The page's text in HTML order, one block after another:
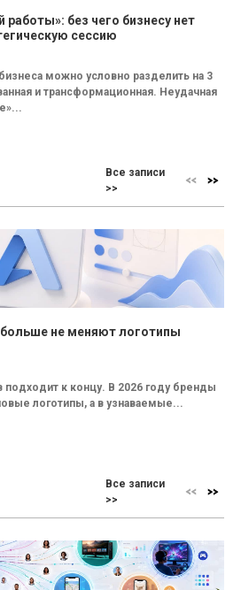
без чего бизнесу нет
сессию
можно условно разделить на 3
и трансформационная. Неудачная
Все записи
>>
не меняют логотипы
подходит к концу. В 2026 году бренды
логотипы, а в узнаваемые...
Все записи
>>